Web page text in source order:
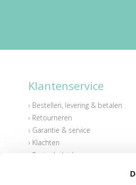
Klantenservice
› Bestellen, levering & betalen
› Retourneren
› Garantie & service
› Klachten
› Reviewbeleid